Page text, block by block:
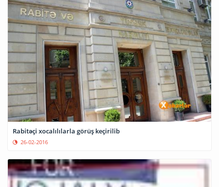
Rabitəçi xocalılılarla görüş keçirilib
26-02-2016